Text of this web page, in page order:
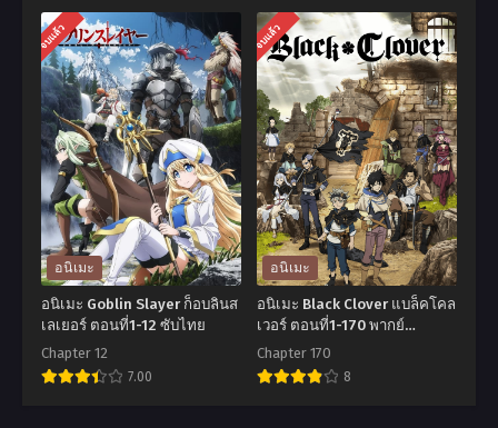
อ
นิ
เมะ
Kingdom
Season
2
สงคราม
บัลลังก์
ผงาด
จิ๋น
ซี
ภาค
2
อ
นิ
เมะ
Kiseijuu
Sei
no
Kakuritsu
ปรสิต
เดรัจฉาน
ตอน
ที่1-
24
ซับ
จบแล้ว
อนิเมะ
อนิเมะ Goblin Slayer ก็อบลินส
เลเยอร์ ตอนที่1-12 ซับไทย
Chapter 12
7.00
จบแล้ว
อนิเมะ
อนิเมะ Black Clover แบล็คโคล
เวอร์ ตอนที่1-170 พากย์
ไทย+ซับไทย
Chapter 170
8